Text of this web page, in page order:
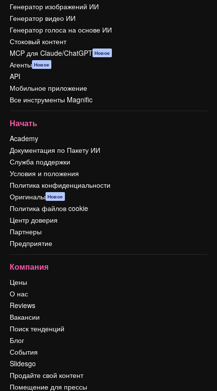
Генератор изображений ИИ
Генератор видео ИИ
Генератор голоса на основе ИИ
Стоковый контент
MCP для Claude/ChatGPT Новое
Агенты Новое
API
Мобильное приложение
Все инструменты Magnific
Начать
Academy
Документация по Пакету ИИ
Служба поддержки
Условия и положения
Политика конфиденциальности
Оригиналы Новое
Политика файлов cookie
Центр доверия
Партнеры
Предприятие
Компания
Цены
О нас
Reviews
Вакансии
Поиск тенденций
Блог
События
Slidesgo
Продайте свой контент
Помещение для прессы